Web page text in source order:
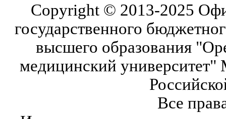
Copyright © 2013-2025
государственного
высшего образования
медицинский университет"
Все